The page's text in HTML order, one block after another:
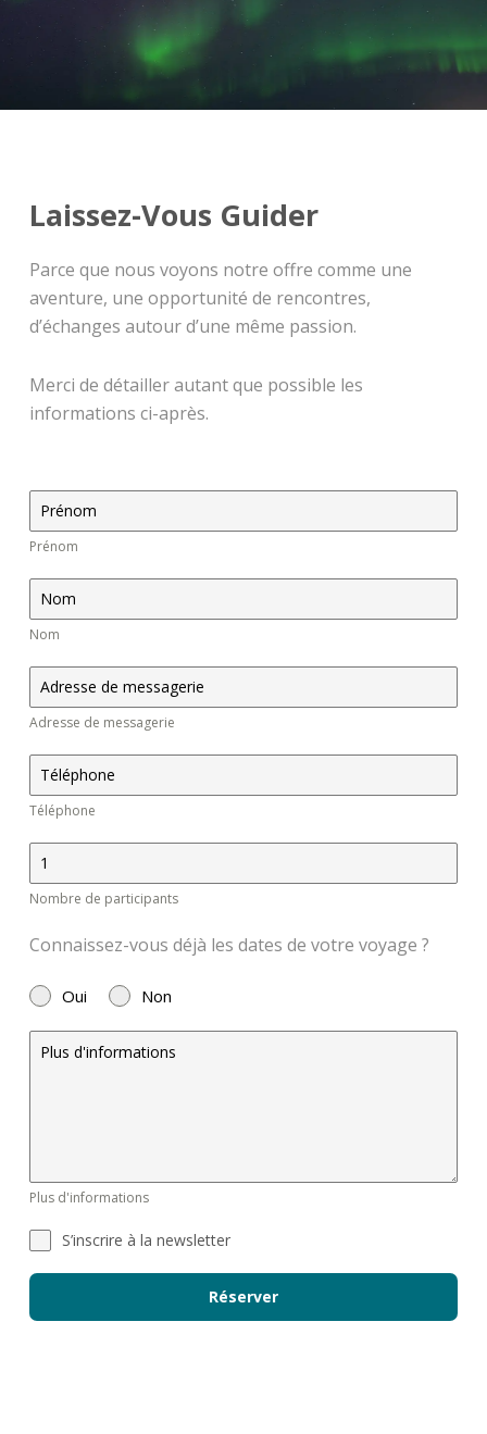
être reprogrammée, le client sera alors remboursé
dans son intégralité. Plus de détails concernant
les
conditions générales de vente sur notre site.
Laissez-Vous Guider
Parce que nous voyons notre offre comme une
aventure, une opportunité de rencontres,
d’échanges autour d’une même passion.
Merci de détailler autant que possible les
informations ci-après.
Prénom
Nom
Adresse de messagerie
Téléphone
Nombre de participants
Connaissez-vous déjà les dates de votre voyage ?
Oui Non
Plus d'informations
S’inscrire à la newsletter
Réserver